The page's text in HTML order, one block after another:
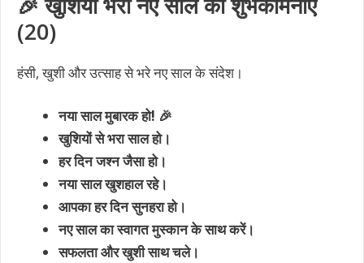
(20)
हंसी, खुशी और उत्साह से भरे नए साल के संदेश।
नया साल मुबारक हो! 🎉
खुशियों से भरा साल हो।
हर दिन जश्न जैसा हो।
नया साल खुशहाल रहे।
आपका हर दिन सुनहरा हो।
नए साल का स्वागत मुस्कान के साथ करें।
सफलता और खुशी साथ चले।